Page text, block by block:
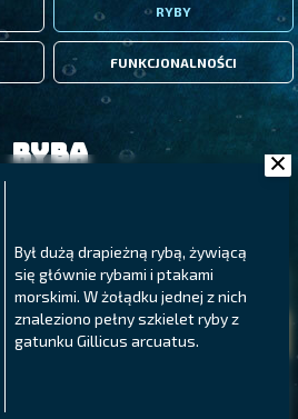
RYBY
FUNKCJONALNOŚCI
Był dużą drapieżną rybą, żywiącą
się głównie rybami i ptakami
morskimi. W żołądku jednej z nich
znaleziono pełny szkielet ryby z
gatunku Gillicus arcuatus.
Ryba
PÓŁNOCNE FIORDY
LING
WYSPY GALAPAGOS
BODIAN
MEKSYKAŃSKI